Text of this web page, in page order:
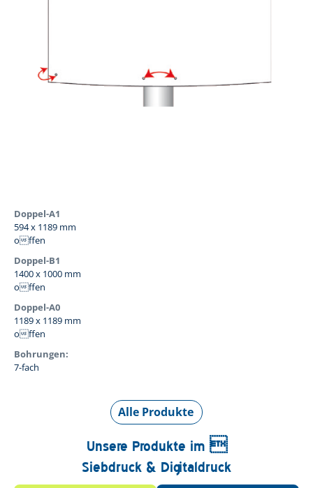
Doppel-A1
594 x 1189 mm
offen
Doppel-B1
1400 x 1000 mm
offen
Doppel-A0
1189 x 1189 mm
offen
Bohrungen:
7-fach
Alle Produkte
Unsere Produkte im 
Siebdruck & Digitaldruck